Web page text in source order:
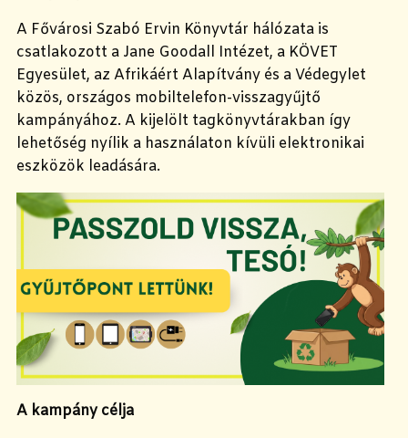
A Fővárosi Szabó Ervin Könyvtár hálózata is
csatlakozott a Jane Goodall Intézet, a KÖVET
Egyesület, az Afrikáért Alapítvány és a Védegylet
közös, országos mobiltelefon-visszagyűjtő
kampányához. A kijelölt tagkönyvtárakban így
lehetőség nyílik a használaton kívüli elektronikai
eszközök leadására.
A kampány célja